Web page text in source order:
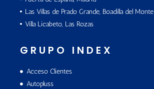
Las Villas de Prado Grande, Boadilla del Monte
Villa Licabeto, Las Rozas
GRUPO INDEX
Acceso Clientes
Autopluss